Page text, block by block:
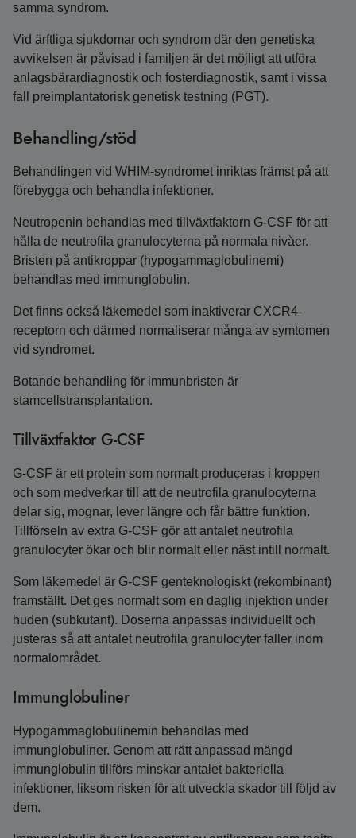
samma syndrom.
Vid ärftliga sjukdomar och syndrom där den genetiska
avvikelsen är påvisad i familjen är det möjligt att utföra
anlagsbärardiagnostik och fosterdiagnostik, samt i vissa
fall preimplantatorisk genetisk testning (PGT).
Behandling/stöd
Behandlingen vid WHIM-syndromet inriktas främst på att
förebygga och behandla infektioner.
Neutropenin behandlas med tillväxtfaktorn G-CSF för att
hålla de neutrofila granulocyterna på normala nivåer.
Bristen på antikroppar (hypogammaglobulinemi)
behandlas med immunglobulin.
Det finns också läkemedel som inaktiverar CXCR4-
receptorn och därmed normaliserar många av symtomen
vid syndromet.
Botande behandling för immunbristen är
stamcellstransplantation.
Tillväxtfaktor G-CSF
G-CSF är ett protein som normalt produceras i kroppen
och som medverkar till att de neutrofila granulocyterna
delar sig, mognar, lever längre och får bättre funktion.
Tillförseln av extra G-CSF gör att antalet neutrofila
granulocyter ökar och blir normalt eller näst intill normalt.
Som läkemedel är G-CSF genteknologiskt (rekombinant)
framställt. Det ges normalt som en daglig injektion under
huden (subkutant). Doserna anpassas individuellt och
justeras så att antalet neutrofila granulocyter faller inom
normalområdet.
Immunglobuliner
Hypogammaglobulinemin behandlas med
immunglobuliner. Genom att rätt anpassad mängd
immunglobulin tillförs minskar antalet bakteriella
infektioner, liksom risken för att utveckla skador till följd av
dem.